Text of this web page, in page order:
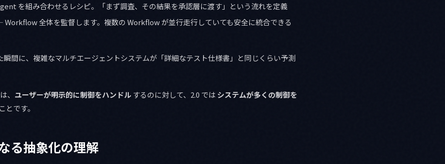
を組み合わせるレシピ。「まず調査、その結果を承認層に渡す」という流れを定義
全体を監督します。複数の Workflow が並行走行していても安全に統合できる
瞬間に、複雑なマルチエージェントシステムが「詳細なテスト仕様書」と同じくらい予測
、 ユーザーが明示的に制御をハンドル するのに対して、2.0 では システムが多くの制御を
とです。
る抽象化の理解